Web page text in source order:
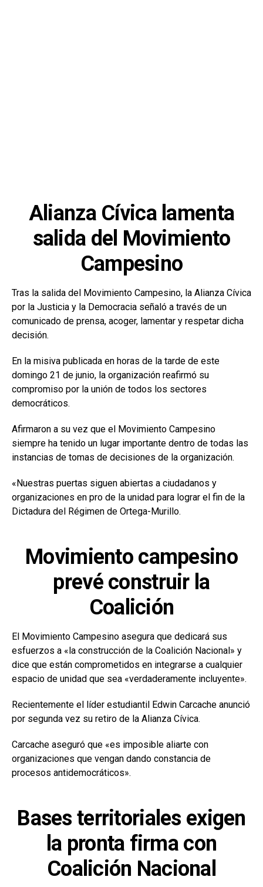
Alianza Cívica lamenta
salida del Movimiento
Campesino
Tras la salida del Movimiento Campesino, la Alianza Cívica
por la Justicia y la Democracia señaló a través de un
comunicado de prensa, acoger, lamentar y respetar dicha
decisión.
En la misiva publicada en horas de la tarde de este
domingo 21 de junio, la organización reafirmó su
compromiso por la unión de todos los sectores
democráticos.
Afirmaron a su vez que el Movimiento Campesino
siempre ha tenido un lugar importante dentro de todas las
instancias de tomas de decisiones de la organización.
«Nuestras puertas siguen abiertas a ciudadanos y
organizaciones en pro de la unidad para lograr el fin de la
Dictadura del Régimen de Ortega-Murillo.
Movimiento campesino
prevé construir la
Coalición
El Movimiento Campesino asegura que dedicará sus
esfuerzos a «la construcción de la Coalición Nacional» y
dice que están comprometidos en integrarse a cualquier
espacio de unidad que sea «verdaderamente incluyente».
Recientemente el líder estudiantil Edwin Carcache anunció
por segunda vez su retiro de la Alianza Cívica.
Carcache aseguró que «es imposible aliarte con
organizaciones que vengan dando constancia de
procesos antidemocráticos».
Bases territoriales exigen
la pronta firma con
Coalición Nacional